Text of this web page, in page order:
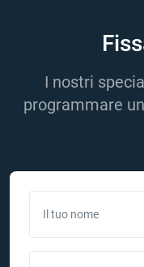
I nostri
programmare
Il tuo nome